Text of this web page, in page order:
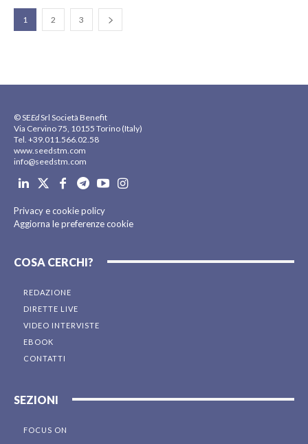
1 2 3
© SEEdSrl Società Benefit
Via Cervino 75, 10155 Torino (Italy)
Tel. +39.011.566.02.58
www.seedstm.com
info@seedstm.com
Privacy e cookie policy
Aggiorna le preferenze cookie
COSA CERCHI?
REDAZIONE
DIRETTE LIVE
VIDEO INTERVISTE
EBOOK
CONTATTI
SEZIONI
FOCUS ON